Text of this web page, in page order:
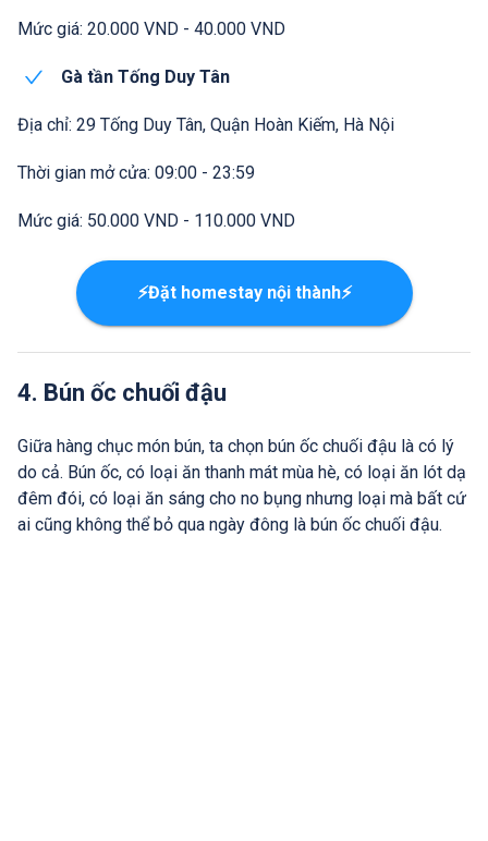
Mức giá: 20.000 VND - 40.000 VND
Gà tần Tống Duy Tân
Địa chỉ: 29 Tống Duy Tân, Quận Hoàn Kiếm, Hà Nội
Thời gian mở cửa: 09:00 - 23:59
Mức giá: 50.000 VND - 110.000 VND
⚡Đặt homestay nội thành⚡
4. Bún ốc chuối đậu
Giữa hàng chục món bún, ta chọn bún ốc chuối đậu là có lý
do cả. Bún ốc, có loại ăn thanh mát mùa hè, có loại ăn lót dạ
đêm đói, có loại ăn sáng cho no bụng nhưng loại mà bất cứ
ai cũng không thể bỏ qua ngày đông là bún ốc chuối đậu.